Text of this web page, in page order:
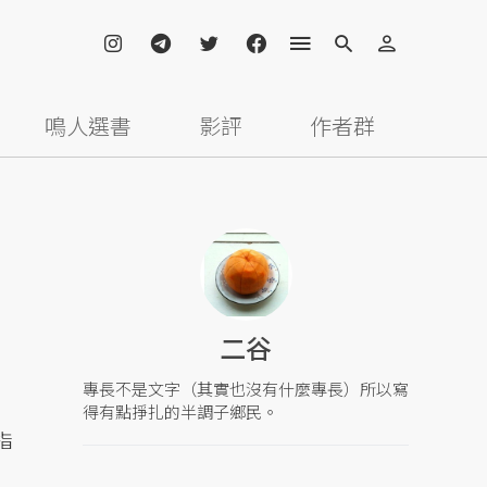
鳴人選書 影評 作者群
二谷
專長不是文字（其實也沒有什麼專長）所以寫
得有點掙扎的半調子鄉民。